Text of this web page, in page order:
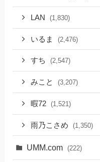
LAN (1,830)
いるま (2,476)
すち (2,547)
みこと (3,207)
暇72 (1,521)
雨乃こさめ (1,350)
UMM.com (222)